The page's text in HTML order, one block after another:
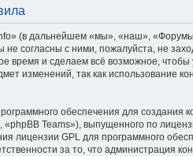
(в дальнейшем «мы», «наш»,
не согласны с ними, пожалуйста, не
время и сделаем всё возможное,
изменений, так как
обеспечения для создания
Teams»), выпущенного по
лицензии GPL для программного
за то, что администрация